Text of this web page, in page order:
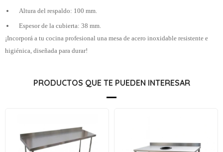
Altura del respaldo: 100 mm.
Espesor de la cubierta: 38 mm.
¡Incorporá a tu cocina profesional una mesa de acero inoxidable resistente e
higiénica, diseñada para durar!
PRODUCTOS QUE TE PUEDEN INTERESAR